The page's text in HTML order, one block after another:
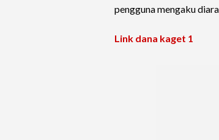
pengguna mengaku
Link dana kaget 1